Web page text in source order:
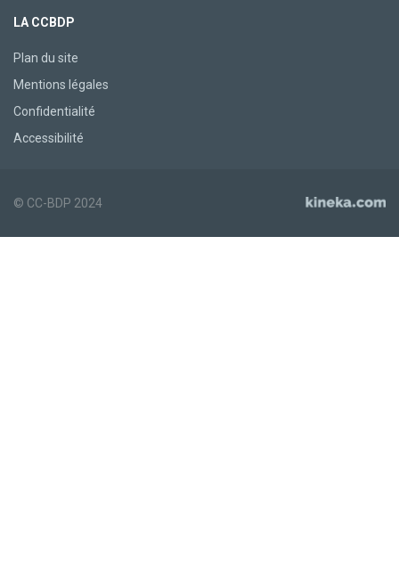
LA CCBDP
Plan du site
Mentions légales
Confidentialité
Accessibilité
© CC-BDP 2024